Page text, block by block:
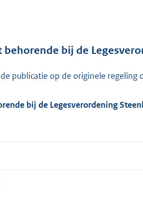
d
g
o
t
:
bij de
publicatie op de originele regeling
bij de Legesverordening